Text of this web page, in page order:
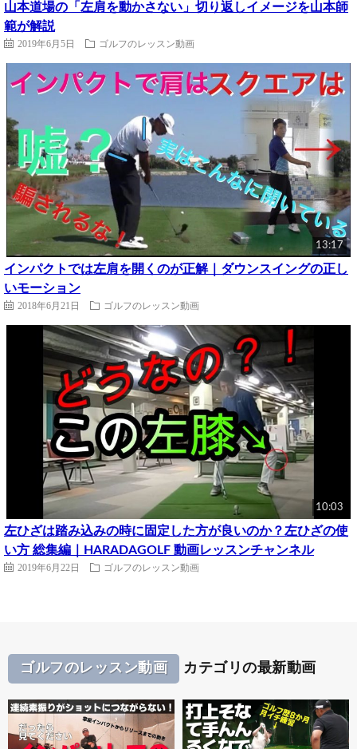
山本道場の「左肩を動かさない」切り返しイメージを山本師
範が解説
2019年6月5日 ゴルフのレッスン動画
13:17
インパクトでは左肩を開くのが正解｜ダウンスイングの正し
いモーション
2018年6月21日 ゴルフのレッスン動画
10:03
左ひざは踏み込みの時に固定した方が良いのか？左ひざの使
い方 総集編｜HARADAGOLF 動画レッスンチャンネル
2019年6月22日 ゴルフのレッスン動画
ゴルフのレッスン動画 カテゴリの最新動画